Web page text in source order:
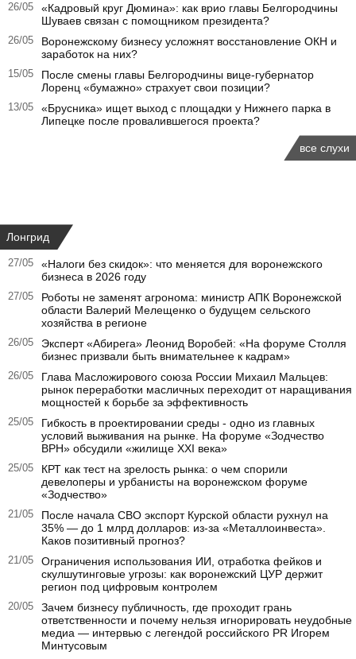
26/05
«Кадровый круг Дюмина»: как врио главы Белгородчины
Шуваев связан с помощником президента?
26/05
Воронежскому бизнесу усложнят восстановление ОКН и
заработок на них?
15/05
После смены главы Белгородчины вице-губернатор
Лоренц «бумажно» страхует свои позиции?
13/05
«Брусника» ищет выход с площадки у Нижнего парка в
Липецке после провалившегося проекта?
все слухи
Лонгрид
27/05
«Налоги без скидок»: что меняется для воронежского
бизнеса в 2026 году
27/05
Роботы не заменят агронома: министр АПК Воронежской
области Валерий Мелещенко о будущем сельского
хозяйства в регионе
26/05
Эксперт «Абирега» Леонид Воробей: «На форуме Столля
бизнес призвали быть внимательнее к кадрам»
26/05
Глава Масложирового союза России Михаил Мальцев:
рынок переработки масличных переходит от наращивания
мощностей к борьбе за эффективность
25/05
Гибкость в проектировании среды - одно из главных
условий выживания на рынке. На форуме «Зодчество
ВРН» обсудили «жилище XXI века»
25/05
КРТ как тест на зрелость рынка: о чем спорили
девелоперы и урбанисты на воронежском форуме
«Зодчество»
21/05
После начала СВО экспорт Курской области рухнул на
35% — до 1 млрд долларов: из-за «Металлоинвеста».
Каков позитивный прогноз?
21/05
Ограничения использования ИИ, отработка фейков и
скулшутинговые угрозы: как воронежский ЦУР держит
регион под цифровым контролем
20/05
Зачем бизнесу публичность, где проходит грань
ответственности и почему нельзя игнорировать неудобные
медиа — интервью с легендой российского PR Игорем
Минтусовым